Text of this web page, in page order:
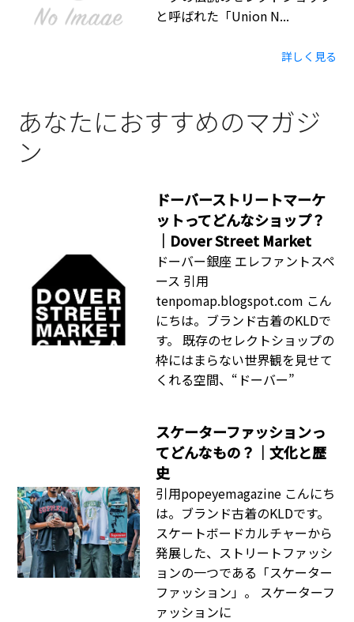
と呼ばれた「Union N...
詳しく見る
あなたにおすすめのマガジ
ン
ドーバーストリートマーケ
ットってどんなショップ？
｜Dover Street Market
ドーバー銀座 エレファントスペ
ース 引用
tenpomap.blogspot.com こん
にちは。ブランド古着のKLDで
す。 既存のセレクトショップの
枠にはまらない世界観を見せて
くれる空間、“ドーバー”
スケーターファッションっ
てどんなもの？｜文化と歴
史
引用popeyemagazine こんにち
は。ブランド古着のKLDです。
スケートボードカルチャーから
発展した、ストリートファッシ
ョンの一つである「スケーター
ファッション」。 スケーターフ
ァッションに